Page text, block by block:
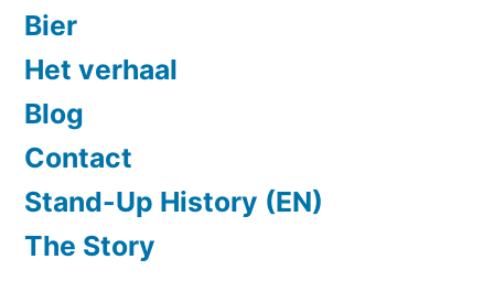
Bier
Het verhaal
Blog
Contact
Stand-Up History (EN)
The Story